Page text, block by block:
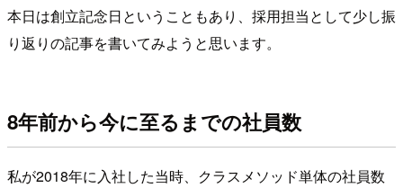
本日は創立記念日ということもあり、採用担当として少し振
り返りの記事を書いてみようと思います。
8年前から今に至るまでの社員数
私が2018年に入社した当時、クラスメソッド単体の社員数